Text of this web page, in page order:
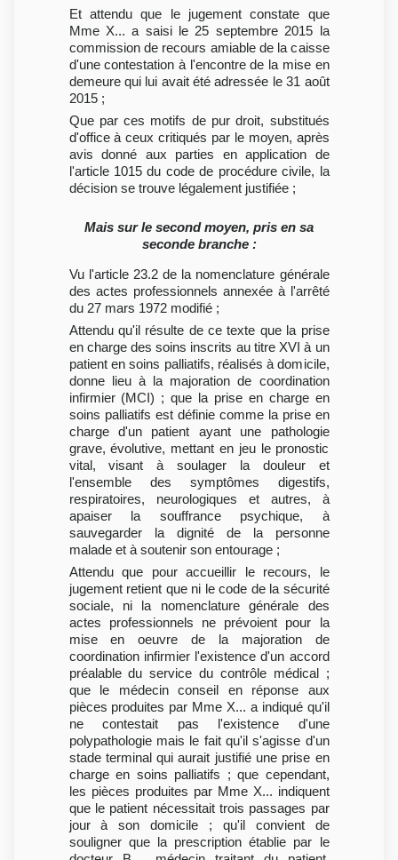
Et attendu que le jugement constate que
Mme X... a saisi le 25 septembre 2015 la
commission de recours amiable de la caisse
d'une contestation à l'encontre de la mise en
demeure qui lui avait été adressée le 31 août
2015 ;
Que par ces motifs de pur droit, substitués
d'office à ceux critiqués par le moyen, après
avis donné aux parties en application de
l'article 1015 du code de procédure civile, la
décision se trouve légalement justifiée ;
Mais sur le second moyen, pris en sa
seconde branche :
Vu l'article 23.2 de la nomenclature générale
des actes professionnels annexée à l'arrêté
du 27 mars 1972 modifié ;
Attendu qu'il résulte de ce texte que la prise
en charge des soins inscrits au titre XVI à un
patient en soins palliatifs, réalisés à domicile,
donne lieu à la majoration de coordination
infirmier (MCI) ; que la prise en charge en
soins palliatifs est définie comme la prise en
charge d'un patient ayant une pathologie
grave, évolutive, mettant en jeu le pronostic
vital, visant à soulager la douleur et
l'ensemble des symptômes digestifs,
respiratoires, neurologiques et autres, à
apaiser la souffrance psychique, à
sauvegarder la dignité de la personne
malade et à soutenir son entourage ;
Attendu que pour accueillir le recours, le
jugement retient que ni le code de la sécurité
sociale, ni la nomenclature générale des
actes professionnels ne prévoient pour la
mise en oeuvre de la majoration de
coordination infirmier l'existence d'un accord
préalable du service du contrôle médical ;
que le médecin conseil en réponse aux
pièces produites par Mme X... a indiqué qu'il
ne contestait pas l'existence d'une
polypathologie mais le fait qu'il s'agisse d'un
stade terminal qui aurait justifié une prise en
charge en soins palliatifs ; que cependant,
les pièces produites par Mme X... indiquent
que le patient nécessitait trois passages par
jour à son domicile ; qu'il convient de
souligner que la prescription établie par le